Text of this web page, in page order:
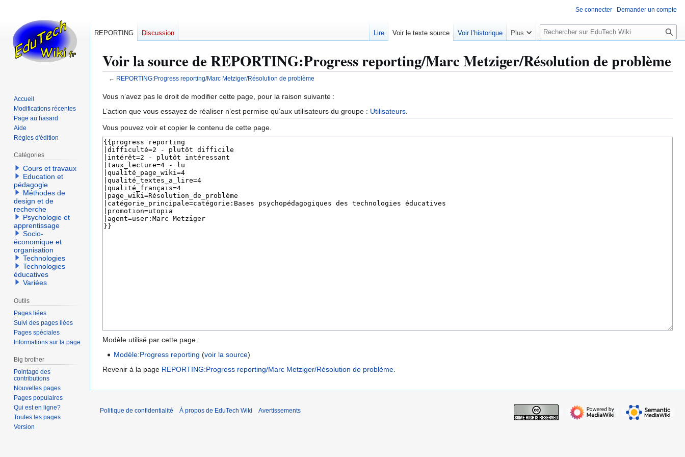
Voir la source de REPORTING:Progress reporting/Marc Metziger/Résolution de problème
← REPORTING:Progress reporting/Marc Metziger/Résolution de problème
Aller
à
la
navigation
Aller
à
la
recherche
Vous n’avez pas le droit de modifier cette page, pour la raison suivante :
L’action que vous essayez de réaliser n’est permise qu’aux utilisateurs du groupe : Utilisateurs
Vous pouvez voir et copier le contenu de cette page.
Modèle utilisé par cette page :
Modèle:Progress reporting (voir la source)
Revenir à la page REPORTING:Progress reporting/Marc Metziger/Résolution de problème
Se connecter Demander un compte
REPORTING Discussion Lire Voir le texte source Voir l’historique Plus
R
e
h
e
r
Accueil
Modifications récentes
Page au hasard
Aide
Règles d'édition
Catégories
Cours et travaux
Education et
pédagogie
Méthodes de
design et de
recherche
Psychologie et
apprentissage
Socio-
économique et
organisation
Technologies
Technologies
éducatives
Variées
Outils
Pages liées
Suivi des pages liées
Pages spéciales
Informations sur la page
Big brother
Pointage des
contributions
Nouvelles pages
Pages populaires
Qui est en ligne?
Toutes les pages
Version
Politique de confidentialité À propos de EduTech Wiki Avertissements